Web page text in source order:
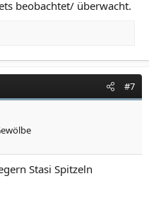
beobachtet/ überwacht.
#7
Stasi Spitzeln